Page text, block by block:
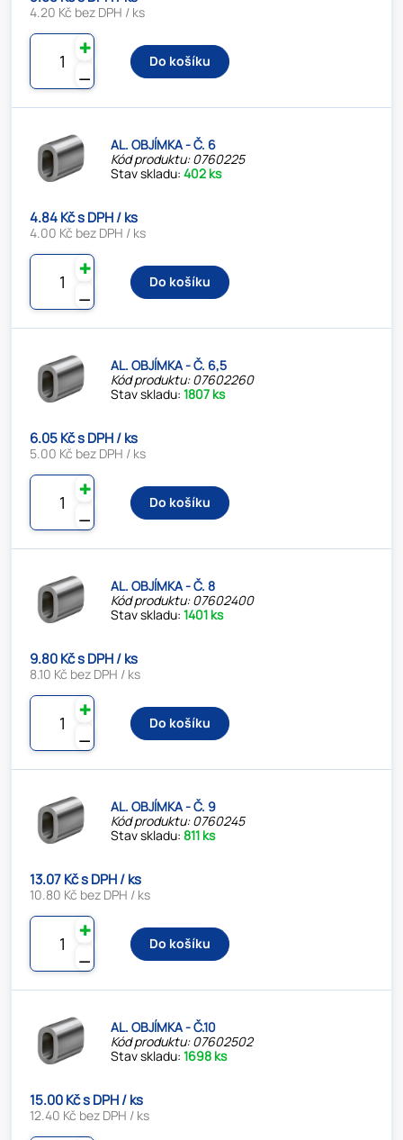
4.20 Kč bez DPH / ks
⚊
✚
Do košíku
AL. OBJÍMKA - Č. 6
Kód produktu: 0760225
Stav skladu:402 ks
4.84 Kč s DPH / ks
4.00 Kč bez DPH / ks
⚊
✚
Do košíku
AL. OBJÍMKA - Č. 6,5
Kód produktu: 07602260
Stav skladu:1807 ks
6.05 Kč s DPH / ks
5.00 Kč bez DPH / ks
⚊
✚
Do košíku
AL. OBJÍMKA - Č. 8
Kód produktu: 07602400
Stav skladu:1401 ks
9.80 Kč s DPH / ks
8.10 Kč bez DPH / ks
⚊
✚
Do košíku
AL. OBJÍMKA - Č. 9
Kód produktu: 0760245
Stav skladu:811 ks
13.07 Kč s DPH / ks
10.80 Kč bez DPH / ks
⚊
✚
Do košíku
AL. OBJÍMKA - Č.10
Kód produktu: 07602502
Stav skladu:1698 ks
15.00 Kč s DPH / ks
12.40 Kč bez DPH / ks